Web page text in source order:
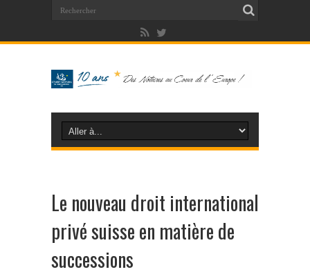
Le nouveau droit international
privé suisse en matière de
successions